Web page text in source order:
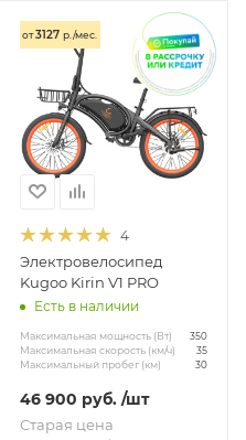
от3127 р./мес.
4
Электровелосипед
Kugoo Kirin V1 PRO
Есть в наличии
Максимальная мощность (Вт) 350
Максимальная скорость (км/ч) 35
Максимальный пробег (км) 30
46 900 руб. /шт
Старая цена